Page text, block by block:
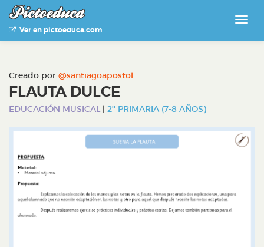
Ver en pictoeduca.com
Creado por @santiagoapostol
FLAUTA DULCE
EDUCACIÓN MUSICAL | 2º PRIMARIA (7-8 AÑOS)